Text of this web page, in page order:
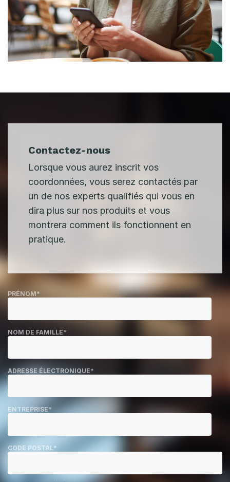
Contactez-nous
Lorsque vous aurez inscrit vos
coordonnées, vous serez contactés par
un de nos experts qualifiés qui vous en
dira plus sur nos produits et vous
montrera comment ils fonctionnent en
pratique.
PRÉNOM*
NOM DE FAMILLE*
ADRESSE ÉLECTRONIQUE*
ENTREPRISE*
CODE POSTAL*